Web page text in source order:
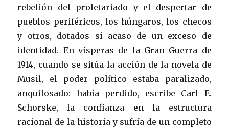
rebelión del proletariado y el despertar de
pueblos periféricos, los húngaros, los checos
y otros, dotados si acaso de un exceso de
identidad. En vísperas de la Gran Guerra de
1914, cuando se sitúa la acción de la novela de
Musil, el poder político estaba paralizado,
anquilosado: había perdido, escribe Carl E.
Schorske, la confianza en la estructura
racional de la historia y sufría de un completo